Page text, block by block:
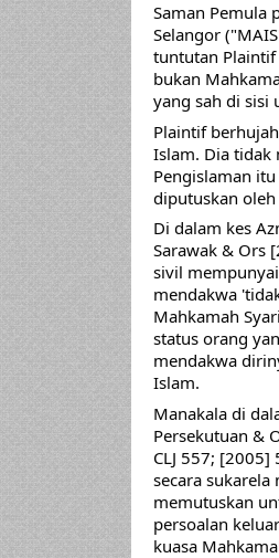
Saman Pemula
Selangor
tuntutan Plaintif
bukan
yang sah di sisi
Plaintif
Islam. Dia tidak
Pengislaman
diputuskan
Di dalam kes
Sarawak & Ors
sivil
mendakwa
Mahkamah
status orang
mendakwa
Islam.
Manakala di
Persekutuan &
CLJ 557; [2005]
secara
memutuskan
persoalan
kuasa